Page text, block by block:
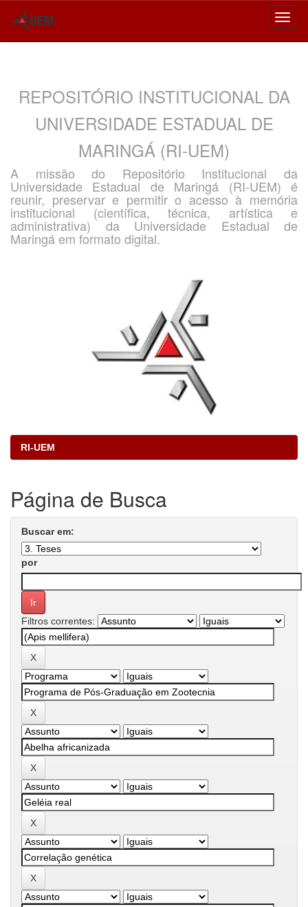
REPOSITÓRIO INSTITUCIONAL DA
UNIVERSIDADE ESTADUAL DE
MARINGÁ (RI-UEM)
A missão do Repositório Institucional da
Universidade Estadual de Maringá (RI-UEM) é
reunir, preservar e permitir o acesso à memória
institucional (científica, técnica, artística e
administrativa) da Universidade Estadual de
Maringá em formato digital.
RI-UEM
Página de Busca
Buscar em:
por
Filtros correntes: